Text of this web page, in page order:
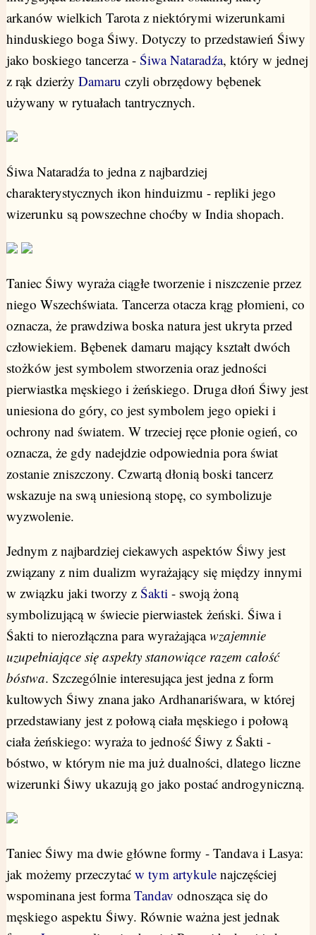
arkanów wielkich Tarota z niektórymi wizerunkami
hinduskiego boga Śiwy. Dotyczy to przedstawień Śiwy
jako boskiego tancerza - Śiwa Nataradźa, który w jednej
z rąk dzierży Damaru czyli obrzędowy bębenek
używany w rytuałach tantrycznych.
Śiwa Nataradźa to jedna z najbardziej
charakterystycznych ikon hinduizmu - repliki jego
wizerunku są powszechne choćby w India shopach.
Taniec Śiwy wyraża ciągłe tworzenie i niszczenie przez
niego Wszechświata. Tancerza otacza krąg płomieni, co
oznacza, że prawdziwa boska natura jest ukryta przed
człowiekiem. Bębenek damaru mający kształt dwóch
stożków jest symbolem stworzenia oraz jedności
pierwiastka męskiego i żeńskiego. Druga dłoń Śiwy jest
uniesiona do góry, co jest symbolem jego opieki i
ochrony nad światem. W trzeciej ręce płonie ogień, co
oznacza, że gdy nadejdzie odpowiednia pora świat
zostanie zniszczony. Czwartą dłonią boski tancerz
wskazuje na swą uniesioną stopę, co symbolizuje
wyzwolenie.
Jednym z najbardziej ciekawych aspektów Śiwy jest
związany z nim dualizm wyrażający się między innymi
w związku jaki tworzy z Śakti- swoją żoną
symbolizującą w świecie pierwiastek żeński. Śiwa i
Śakti to nierozłączna para wyrażającawzajemnie
uzupełniające się aspekty stanowiące razem całość
bóstwa. Szczególnie interesująca jest jedna z form
kultowych Śiwy znana jako Ardhanariśwara, w której
przedstawiany jest z połową ciała męskiego i połową
ciała żeńskiego: wyraża to jedność Śiwy z Śakti -
bóstwo, w którym nie ma już dualności, dlatego liczne
wizerunki Śiwy ukazują go jako postać androgyniczną.
Taniec Śiwy ma dwie główne formy - Tandava i Lasya:
jak możemy przeczytać w tym artykulenajczęściej
wspominana jest formaTandav odnosząca się do
męskiego aspektu Śiwy. Równie ważna jest jednak